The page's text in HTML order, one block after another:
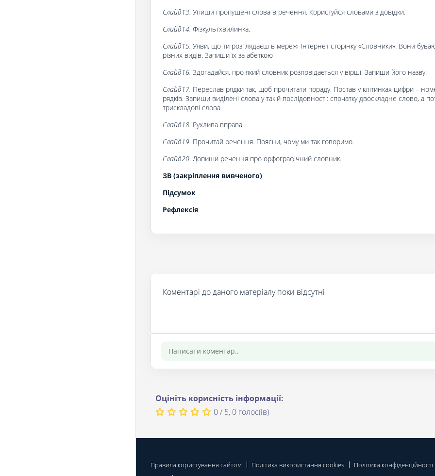
Слайд13. Упиши пропущені слова в речення. Користуйся словами з довідки.
Слайд14. Фізкультхвилинка.
Слайд15. Уяви, що ти розглядаєш в мережі Інтернет сторінку «Словники». Вони
різних видів. Запиши їх за абеткою
Слайд16. Здогадайся, про який словник розповідається у вірші. Запиши його назву.
Слайд17. Переслав рядки так, щоб прочитати пораду. Постав у клітинках цифри –
рядків. Запиши виділені слова у такій послідовності: спочатку двоскладне слово, а
трискладові слова.
Слайд18. Рухлива вправа.
Слайд19. Прочитай речення. Поясни, чому ми так говоримо.
Слайд20. Допиши речення про орфографічний словник.
ЗВ (закріплення вивченого)
Підсумок
Рефлексія
Коментарі до даного матеріалу поки відсутні
Оцініть корисність інформації:
0 / 5, 0 голос(ів)
Правила користування сайтом Політика використання cookies Політика конфіденційності